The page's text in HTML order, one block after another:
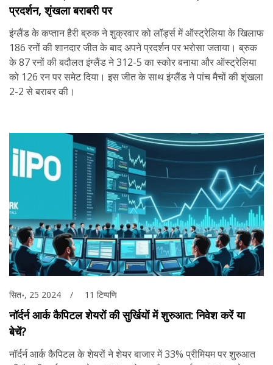
प्रदर्शन, शृंखला बराबरी पर
इंग्लैंड के कप्तान हैरी ब्रुक ने शुक्रवार को लॉर्ड्स में ऑस्ट्रेलिया के खिलाफ
186 रनों की शानदार जीत के बाद अपने प्रदर्शन पर भरोसा जताया। ब्रुक
के 87 रनों की बदौलत इंग्लैंड ने 312-5 का स्कोर बनाया और ऑस्ट्रेलिया
को 126 रन पर समेट दिया। इस जीत के साथ इंग्लैंड ने पांच मैचों की शृंखला
2-2 से बराबर की।
सित॰, 25 2024 11 टिप्पणि
नॉर्दर्न आर्क कैपिटल शेयरों की सुर्खियों में शुरुआत: निवेश करें या
बेचें?
नॉर्दर्न आर्क कैपिटल के शेयरों ने शेयर बाजार में 33% प्रीमियम पर शुरुआत